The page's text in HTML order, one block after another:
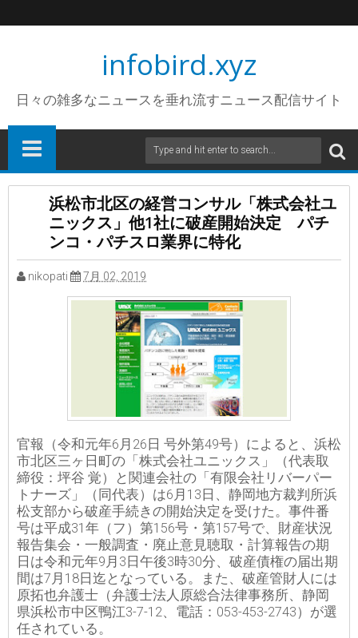
infobird.xyz
日々の雑多なニュースを垂れ流すニュース配信サイト
浜松市北区の経営コンサル「株式会社ユ
ニックス」他1社に破産開始決定 パチ
ンコ・パチスロ業界に特化
nikopati 7月 02, 2019
官報（令和元年6月26日 号外第49号）によると、浜松
市北区三ヶ日町の「株式会社ユニックス」（代表取
締役：坪谷 覚）と関連会社の「有限会社リバーパー
トナーズ」（同代表）は6月13日、静岡地方裁判所浜
松支部から破産手続きの開始決定を受けた。事件番
号は平成31年（フ）第156号・第157号で、財産状況
報告集会・一般調査・廃止意見聴取・計算報告の期
日は令和元年9月3日午後3時30分、破産債権の届出期
間は7月18日迄となっている。また、破産管財人には
原拓也弁護士（弁護士法人原総合法律事務所、静岡
県浜松市中区鴨江3-7-12、電話：053-453-2743）が選
任されている。